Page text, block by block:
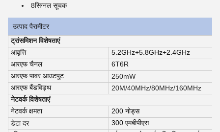
8सिग्नल सूचक
उत्पाद पैरामीटर
ट्रांसमिशन विशेषताएं
आवृत्ति
5.2GHz+5.8GHz+2.4GHz
आरएफ चैनल
6T6R
आरएफ पावर आउटपुट
250mW
आरएफ बैंडविड्थ
20M/40MHz/80MHz/160MHz
नेटवर्क विशेषताएं
नेटवर्क क्षमता
200 नोड्स
डेटा दर
300 एमबीपीएस